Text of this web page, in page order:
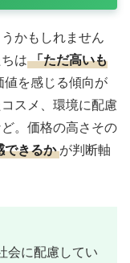
かもしれません
は 「ただ高いも
値を感じる傾向が
スメ、環境に配慮
。価格の高さその
できるか が判断軸
に配慮してい